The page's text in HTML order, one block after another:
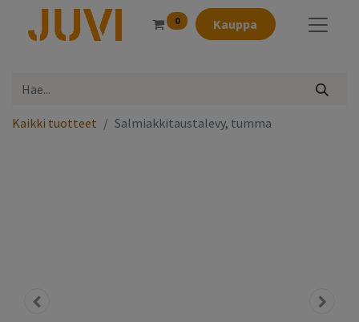
0 Kauppa
Kaikki tuotteet Salmiakkitaustalevy, tumma